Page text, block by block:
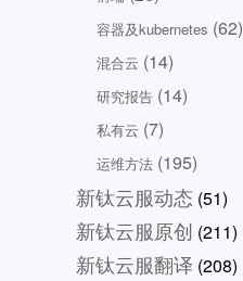
容器及kubernetes (62)
混合云 (14)
研究报告 (14)
私有云 (7)
运维方法 (195)
新钛云服动态 (51)
新钛云服原创 (211)
新钛云服翻译 (208)